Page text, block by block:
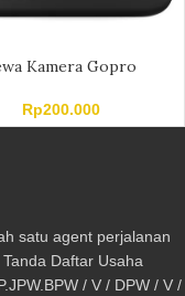
Kamera Gopro
Rp200.000
satu agent perjalanan
Daftar Usaha
/ V / DPW / V /